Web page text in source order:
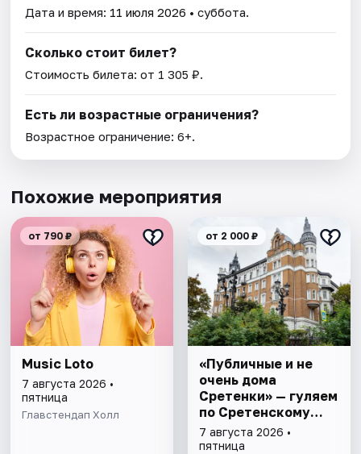
Дата и время: 11 июля 2026 • суббота.
Сколько стоит билет?
Стоимость билета: от 1 305 ₽.
Есть ли возрастные ограничения?
Возрастное ограничение: 6+.
Похожие мероприятия
от 790 ₽
Music Loto
7 августа 2026 •
пятница
Главстендап Холл
от 2 000 ₽
«Публичные и не
очень дома
Сретенки» — гуляем
по Сретенскому
бульвару
7 августа 2026 •
пятница